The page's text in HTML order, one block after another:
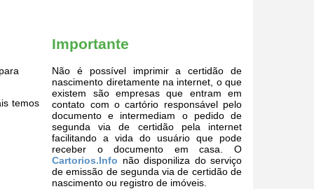
para
temos
Importante
Não é possível imprimir a certidão de
nascimento diretamente na internet, o que
existem são empresas que entram em
contato com o cartório responsável pelo
documento e intermediam o pedido de
segunda via de certidão pela internet
facilitando a vida do usuário que pode
receber o documento em casa. O
Cartorios.Info não disponiliza do serviço
de emissão de segunda via de certidão de
nascimento ou registro de imóveis.